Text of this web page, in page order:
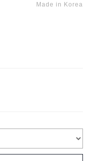
Made in Korea